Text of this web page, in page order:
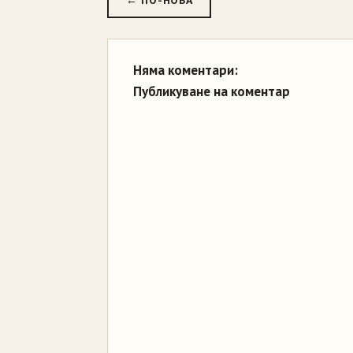
Няма коментари:
Публикуване на коментар